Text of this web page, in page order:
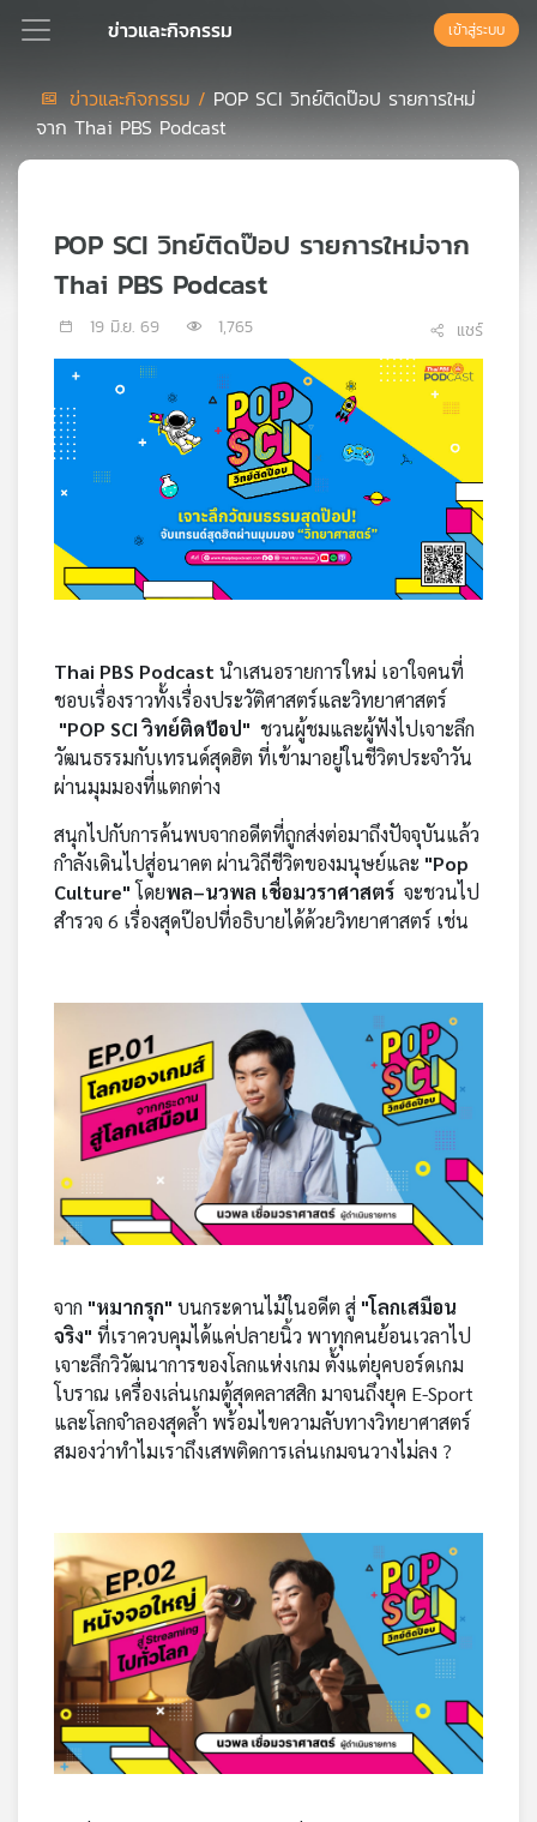
Podcast
แนะนำ
บทความ
กิจกรรม
แผนที่
เครือ
เข้าสู่ระบบ
ข่าวและกิจกรรม
ข่าวและกิจกรรม / POP SCI วิทย์ติดป๊อป รายการใหม่
จาก Thai PBS Podcast
POP SCI วิทย์ติดป๊อป รายการใหม่จาก
Thai PBS Podcast
19 มิ.ย. 69 1,765 แชร์
Thai PBS Podcast นำเสนอรายการใหม่ เอาใจคนที่
ชอบเรื่องราวทั้งเรื่องประวัติศาสตร์และวิทยาศาสตร์
"POP SCI วิทย์ติดป๊อป" ชวนผู้ชมและผู้ฟังไปเจาะลึก
วัฒนธรรมกับเทรนด์สุดฮิต ที่เข้ามาอยู่ในชีวิตประจำวัน
ผ่านมุมมองที่แตกต่าง
สนุกไปกับการค้นพบจากอดีตที่ถูกส่งต่อมาถึงปัจจุบันแล้ว
กำลังเดินไปสู่อนาคต ผ่านวิถีชีวิตของมนุษย์และ "Pop
Culture" โดยพล–นวพล เชื่อมวราศาสตร์ จะชวนไป
สำรวจ 6 เรื่องสุดป๊อปที่อธิบายได้ด้วยวิทยาศาสตร์ เช่น
จาก "หมากรุก" บนกระดานไม้ในอดีต สู่ "โลกเสมือน
จริง" ที่เราควบคุมได้แค่ปลายนิ้ว พาทุกคนย้อนเวลาไป
เจาะลึกวิวัฒนาการของโลกแห่งเกม ตั้งแต่ยุคบอร์ดเกม
โบราณ เครื่องเล่นเกมตู้สุดคลาสสิก มาจนถึงยุค E-Sport
และโลกจำลองสุดล้ำ พร้อมไขความลับทางวิทยาศาสตร์
สมองว่าทำไมเราถึงเสพติดการเล่นเกมจนวางไม่ลง ?